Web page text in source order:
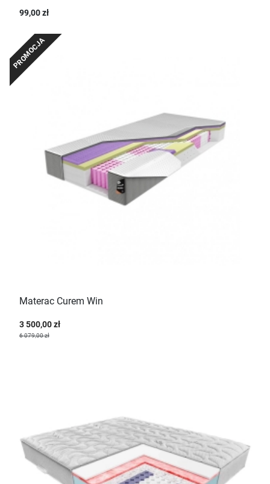
99,00 zł
PROMOCJA
Materac Curem Win
3 500,00 zł
6 079,00 zł